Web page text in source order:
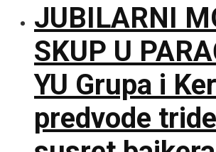
JUBILARNI
SKUP U
YU Grupa i
predvode